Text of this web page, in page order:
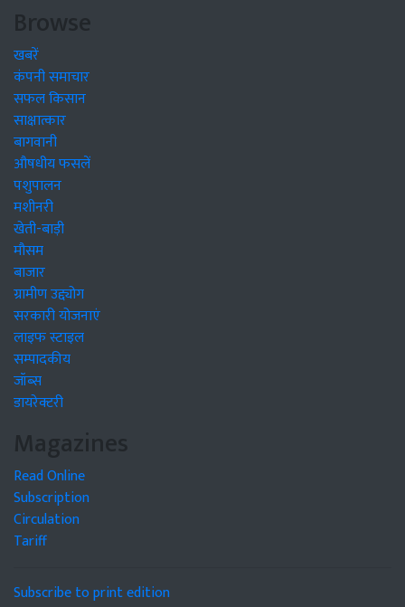
Browse
खबरें
कंपनी समाचार
सफल किसान
साक्षात्कार
बागवानी
औषधीय फसलें
पशुपालन
मशीनरी
खेती-बाड़ी
मौसम
बाजार
ग्रामीण उद्द्योग
सरकारी योजनाएं
लाइफ स्टाइल
सम्पादकीय
जॉब्स
डायरेक्टरी
Magazines
Read Online
Subscription
Circulation
Tariff
Subscribe to print edition